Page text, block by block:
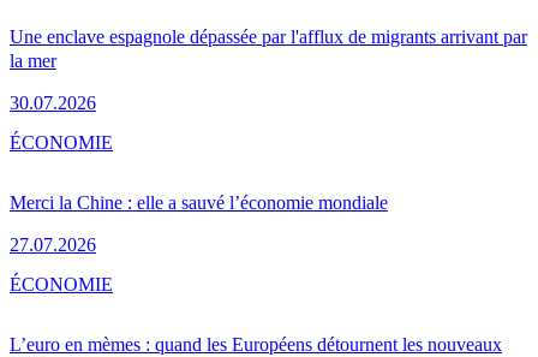
Une enclave espagnole dépassée par l'afflux de migrants arrivant par
la mer
30.07.2026
Merci la Chine : elle a sauvé l’économie mondiale
27.07.2026
ÉCONOMIE
L’euro en mèmes : quand les Européens détournent les nouveaux
ÉCONOMIE